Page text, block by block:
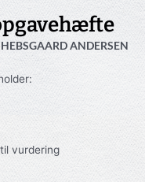
ANDERSEN
vurdering